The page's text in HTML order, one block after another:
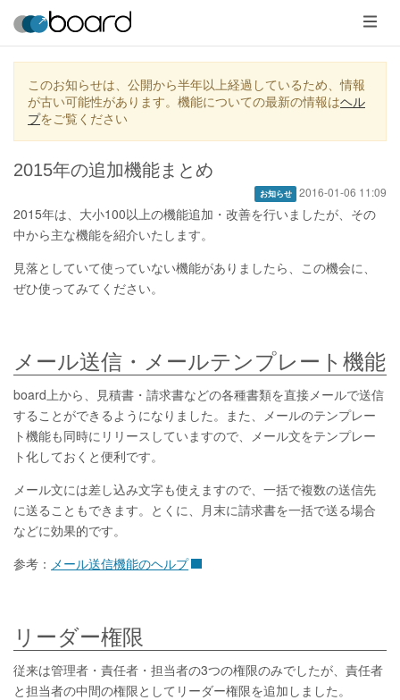
メ
ニ
ュ
ー
このお知らせは、公開から半年以上経過しているため、情報
が古い可能性があります。機能についての最新の情報はヘル
プをご覧ください
2015年の追加機能まとめ
お知らせ 2016-01-06 11:09
2015年は、大小100以上の機能追加・改善を行いましたが、その
中から主な機能を紹介いたします。
見落としていて使っていない機能がありましたら、この機会に、
ぜひ使ってみてください。
メール送信・メールテンプレート機能
board上から、見積書・請求書などの各種書類を直接メールで送信
することができるようになりました。また、メールのテンプレー
ト機能も同時にリリースしていますので、メール文をテンプレー
ト化しておくと便利です。
メール文には差し込み文字も使えますので、一括で複数の送信先
に送ることもできます。とくに、月末に請求書を一括で送る場合
などに効果的です。
参考： メール送信機能のヘルプ
リーダー権限
従来は管理者・責任者・担当者の3つの権限のみでしたが、責任者
と担当者の中間の権限としてリーダー権限を追加しました。